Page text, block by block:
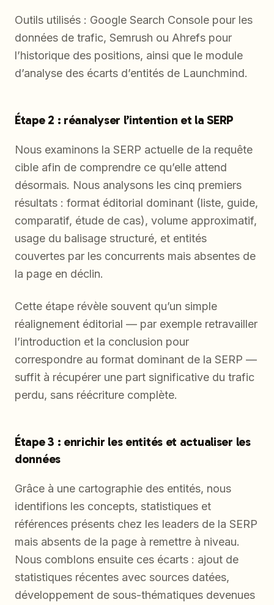
Outils utilisés : Google Search Console pour les
données de trafic, Semrush ou Ahrefs pour
l’historique des positions, ainsi que le module
d’analyse des écarts d’entités de Launchmind.
Étape 2 : réanalyser l’intention et la SERP
Nous examinons la SERP actuelle de la requête
cible afin de comprendre ce qu’elle attend
désormais. Nous analysons les cinq premiers
résultats : format éditorial dominant (liste, guide,
comparatif, étude de cas), volume approximatif,
usage du balisage structuré, et entités
couvertes par les concurrents mais absentes de
la page en déclin.
Cette étape révèle souvent qu’un simple
réalignement éditorial — par exemple retravailler
l’introduction et la conclusion pour
correspondre au format dominant de la SERP —
suffit à récupérer une part significative du trafic
perdu, sans réécriture complète.
Étape 3 : enrichir les entités et actualiser les
données
Grâce à une cartographie des entités, nous
identifions les concepts, statistiques et
références présents chez les leaders de la SERP
mais absents de la page à remettre à niveau.
Nous comblons ensuite ces écarts : ajout de
statistiques récentes avec sources datées,
développement de sous-thématiques devenues